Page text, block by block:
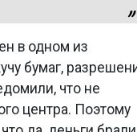
в одном из
бумаг,
что не
центра. Поэтому